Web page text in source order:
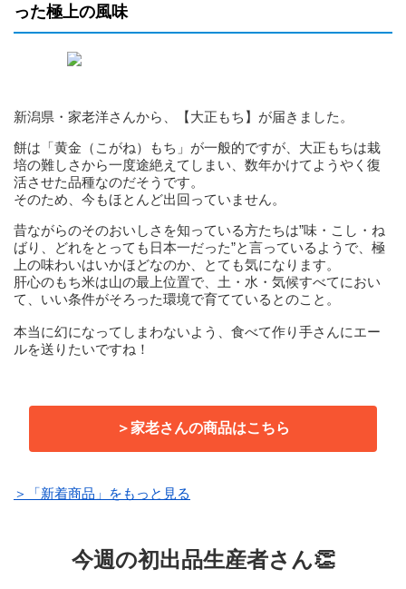
った極上の風味
新潟県・家老洋さんから、【大正もち】が届きました。
餅は「黄金（こがね）もち」が一般的ですが、大正もちは栽
培の難しさから一度途絶えてしまい、数年かけてようやく復
活させた品種なのだそうです。
そのため、今もほとんど出回っていません。
昔ながらのそのおいしさを知っている方たちは”味・こし・ね
ばり、どれをとっても日本一だった”と言っているようで、極
上の味わいはいかほどなのか、とても気になります。
肝心のもち米は山の最上位置で、土・水・気候すべてにおい
て、いい条件がそろった環境で育てているとのこと。
本当に幻になってしまわないよう、食べて作り手さんにエー
ルを送りたいですね！
＞家老さんの商品はこちら
＞「新着商品」をもっと見る
今週の初出品生産者さん👏